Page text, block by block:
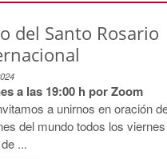
del Santo Rosario
a las 19:00 h por Zoom
a unirnos en oración
del mundo todos los
...